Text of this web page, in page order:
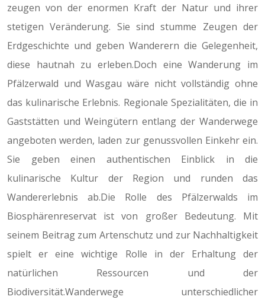
zeugen von der enormen Kraft der Natur und ihrer
stetigen Veränderung. Sie sind stumme Zeugen der
Erdgeschichte und geben Wanderern die Gelegenheit,
diese hautnah zu erleben.Doch eine Wanderung im
Pfälzerwald und Wasgau wäre nicht vollständig ohne
das kulinarische Erlebnis. Regionale Spezialitäten, die in
Gaststätten und Weingütern entlang der Wanderwege
angeboten werden, laden zur genussvollen Einkehr ein.
Sie geben einen authentischen Einblick in die
kulinarische Kultur der Region und runden das
Wandererlebnis ab.Die Rolle des Pfälzerwalds im
Biosphärenreservat ist von großer Bedeutung. Mit
seinem Beitrag zum Artenschutz und zur Nachhaltigkeit
spielt er eine wichtige Rolle in der Erhaltung der
natürlichen Ressourcen und der
Biodiversität.Wanderwege unterschiedlicher